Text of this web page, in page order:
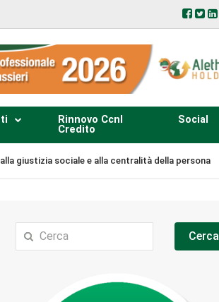
Rinnovo Ccnl
Credito
Social
giustizia sociale e alla centralità della persona
Cerca